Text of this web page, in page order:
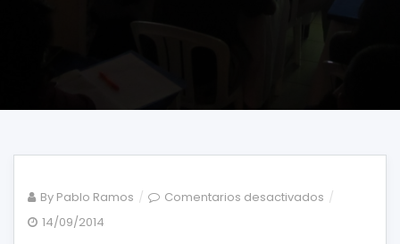
By Pablo Ramos Comentarios desactivados en
14/09/2014